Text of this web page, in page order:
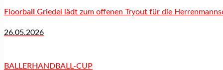
Floorball Griedel lädt zum offenen Tryout für die
26.05.2026
BALLERHANDBALL-CUP